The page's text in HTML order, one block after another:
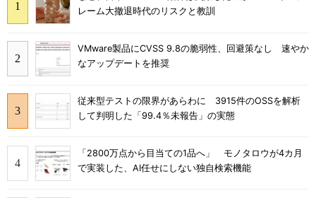
レーム大撤退時代のリスクと教訓
VMware製品にCVSS 9.8の脆弱性、回避策なし 速やか
なアップデートを推奨
従来型テストの限界があらわに 3915件のOSSを解析
して判明した「99.4％未報告」の実態
「2800万点から目当ての1品へ」 モノタロウが4カ月
で実装した、AI任せにしない独自検索機能